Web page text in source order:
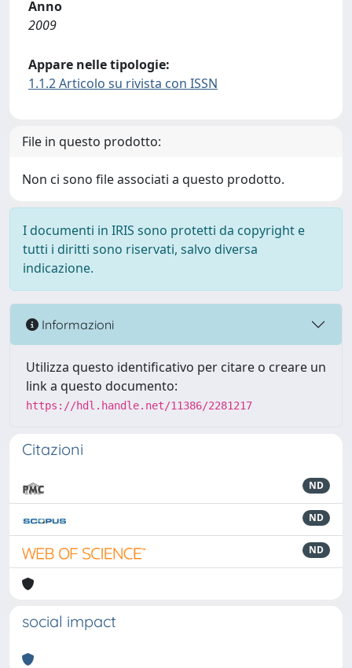
Anno
2009
Appare nelle tipologie:
1.1.2 Articolo su rivista con ISSN
File in questo prodotto:
Non ci sono file associati a questo prodotto.
I documenti in IRIS sono protetti da copyright e
tutti i diritti sono riservati, salvo diversa
indicazione.
Informazioni
Utilizza questo identificativo per citare o creare un
link a questo documento:
https://hdl.handle.net/11386/2281217
Citazioni
ND
ND
ND
social impact